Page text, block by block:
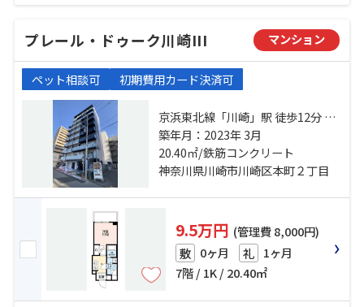
プレール・ドゥーク川崎III マンション
ペット相談可 初期費用カード決済可
京浜東北線「川崎」駅 徒歩12分 京
急本線「京急川崎」駅 徒歩8分 京急
大師線「港町」駅 徒歩8分
築年月：2023年 3月
20.40㎡/鉄筋コンクリート
神奈川県川崎市川崎区本町２丁目
9.5万円 (管理費 8,000円)
敷 0ヶ月 礼 1ヶ月
7階 / 1K / 20.40㎡